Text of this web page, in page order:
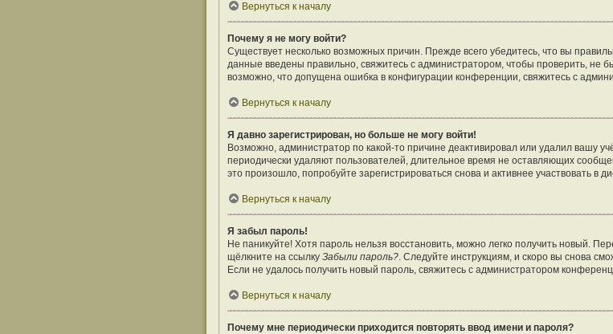
Вернуться к началу
Почему я не могу войти?
Существует несколько возможных причин. Прежде всего убедитесь, что вы
данные введены правильно, свяжитесь с администратором, чтобы проверить, не
возможно, что допущена ошибка в конфигурации конференции, свяжитесь с
Вернуться к началу
Я давно зарегистрирован, но больше не могу войти!
Возможно, администратор по какой-то причине деактивировал или удалил вашу
периодически удаляют пользователей, длительное время не оставляющих
это произошло, попробуйте зарегистрироваться снова и активнее участвовать в
Вернуться к началу
Я забыл пароль!
Не паникуйте! Хотя пароль нельзя восстановить, можно легко получить новый.
щёлкните на ссылку Забыли пароль?. Следуйте инструкциям, и скоро вы снова
Если не удалось получить новый пароль, свяжитесь с администратором
Вернуться к началу
Почему мне периодически приходится повторять ввод имени и пароля?